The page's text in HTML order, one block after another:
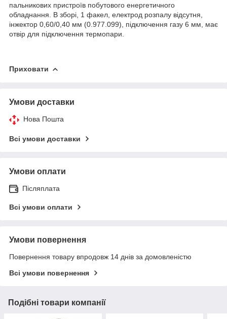
пальникових пристроїв побутового енергетичного
обладнання. В зборі, 1 факел, електрод розпалу відсутня,
інжектор 0,60/0,40 мм (0.977.099), підключення газу 6 мм, має
отвір для підключення термопари.
Приховати
Умови доставки
Нова Пошта
Всі умови доставки
Умови оплати
Післяплата
Всі умови оплати
Умови повернення
Повернення товару впродовж 14 днів за домовленістю
Всі умови повернення
Подібні товари компанії